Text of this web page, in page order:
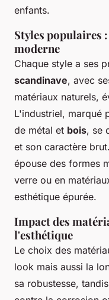
enfants.
Styles populaires
moderne
Chaque style a ses
scandinave, avec
matériaux naturels,
L'industriel, marqué
de métal et bois, se
et son caractère
épouse des formes
verre ou en
esthétique épurée.
Impact des
l'esthétique
Le choix des
look mais aussi la
sa robustesse,